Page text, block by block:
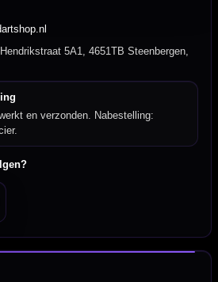
5A1, 4651TB Steenbergen,
en verzonden. Nabestelling: